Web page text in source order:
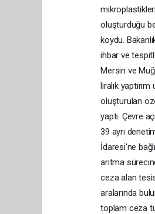
oluşturduğu
koydu.
ihbar ve
Mersin ve
liralık
oluşturulan
yaptı. Çevre
39 ayrı
İdaresi'ne
arıtma
ceza alan
aralarında
toplam ceza